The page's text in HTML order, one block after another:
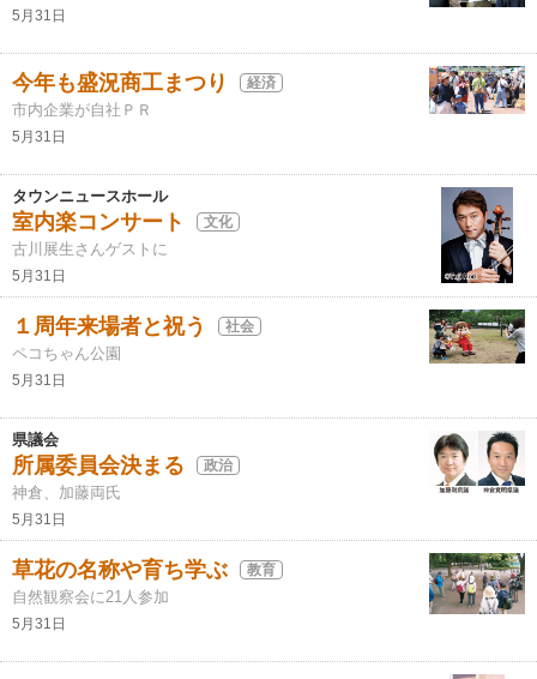
5月31日
今年も盛況商工まつり 経済
市内企業が自社ＰＲ
5月31日
タウンニュースホール
室内楽コンサート 文化
古川展生さんゲストに
5月31日
１周年来場者と祝う 社会
ペコちゃん公園
5月31日
県議会
所属委員会決まる 政治
神倉、加藤両氏
5月31日
草花の名称や育ち学ぶ 教育
自然観察会に21人参加
5月31日